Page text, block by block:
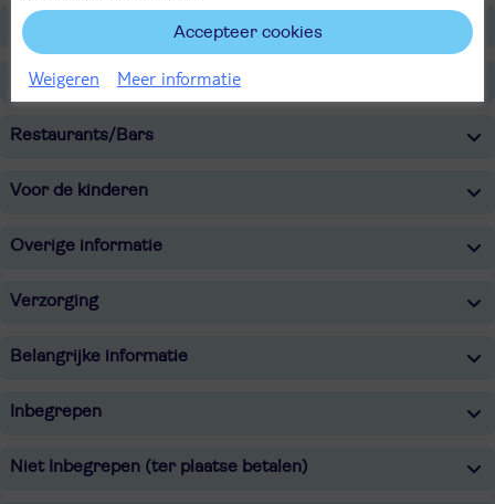
Ligging
Faciliteiten
Restaurants/Bars
Voor de kinderen
Overige informatie
Verzorging
Belangrijke informatie
Inbegrepen
Niet Inbegrepen (ter plaatse betalen)
Accepteer cookies
Weigeren Meer informatie